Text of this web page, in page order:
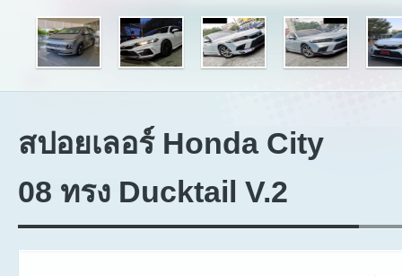
สปอยเลอร์ Honda City
08 ทรง Ducktail V.2